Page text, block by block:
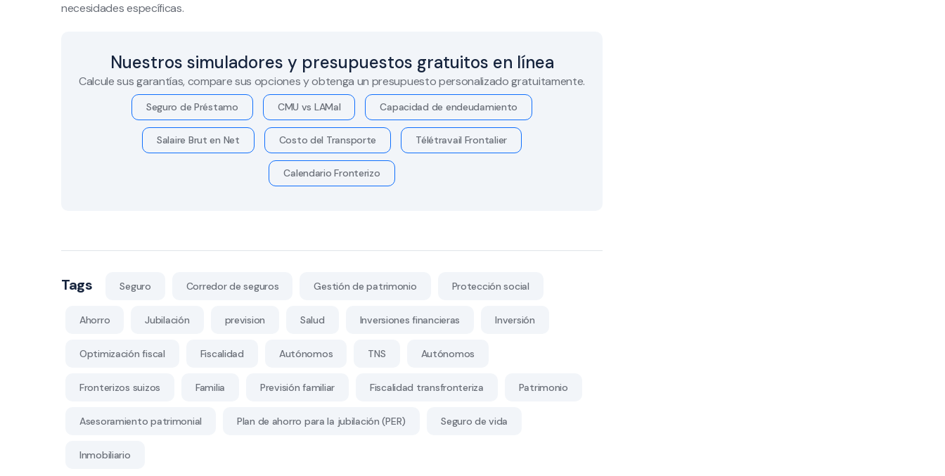
necesidades específicas.
Nuestros simuladores y presupuestos gratuitos en línea
Calcule sus garantías, compare sus opciones y obtenga un presupuesto personalizado gratuitamente.
Seguro de Préstamo CMU vs LAMal Capacidad de endeudamiento
Salaire Brut en Net Costo del Transporte Télétravail Frontalier
Calendario Fronterizo
Tags Seguro Corredor de seguros Gestión de patrimonio Protección social
Ahorro Jubilación prevision Salud Inversiones financieras Inversión
Optimización fiscal Fiscalidad Autónomos TNS Autónomos
Fronterizos suizos Familia Previsión familiar Fiscalidad transfronteriza Patrimonio
Asesoramiento patrimonial Plan de ahorro para la jubilación (PER) Seguro de vida
Inmobiliario